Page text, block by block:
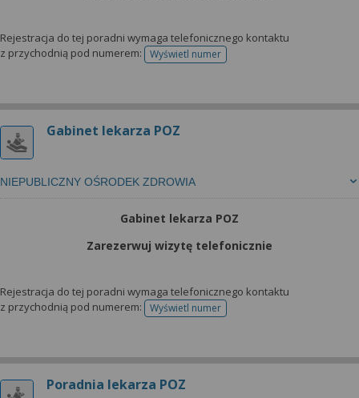
Rejestracja do tej poradni wymaga telefonicznego kontaktu
z przychodnią pod numerem:
Wyświetl numertelefonu do rejestracji
Gabinet lekarza POZ
NIEPUBLICZNY OŚRODEK ZDROWIA
Gabinet lekarza POZ
Zarezerwuj wizytę telefonicznie
Rejestracja do tej poradni wymaga telefonicznego kontaktu
z przychodnią pod numerem:
Wyświetl numertelefonu do rejestracji
Poradnia lekarza POZ